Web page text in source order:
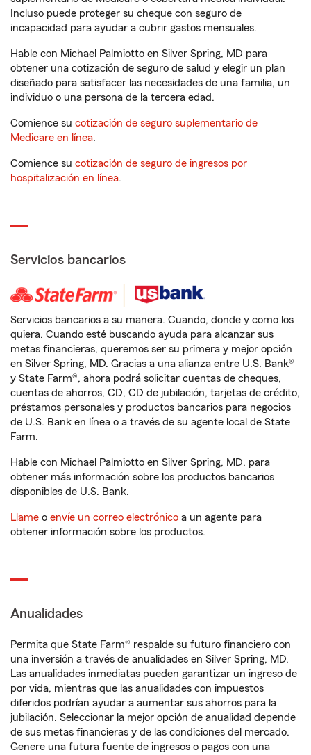
Incluso puede proteger su cheque con seguro de
incapacidad para ayudar a cubrir gastos mensuales.
Hable con Michael Palmiotto en Silver Spring, MD para
obtener una cotización de seguro de salud y elegir un plan
diseñado para satisfacer las necesidades de una familia, un
individuo o una persona de la tercera edad.
Comience su cotización de seguro suplementario de
Medicare en línea.
Comience su cotización de seguro de ingresos por
hospitalización en línea.
Servicios bancarios
Servicios bancarios a su manera. Cuando, donde y como los
quiera. Cuando esté buscando ayuda para alcanzar sus
metas financieras, queremos ser su primera y mejor opción
en Silver Spring, MD. Gracias a una alianza entre U.S. Bank®
y State Farm®, ahora podrá solicitar cuentas de cheques,
cuentas de ahorros, CD, CD de jubilación, tarjetas de crédito,
préstamos personales y productos bancarios para negocios
de U.S. Bank en línea o a través de su agente local de State
Farm.
Hable con Michael Palmiotto en Silver Spring, MD, para
obtener más información sobre los productos bancarios
disponibles de U.S. Bank.
Llame o envíe un correo electrónico a un agente para
obtener información sobre los productos.
Anualidades
Permita que State Farm® respalde su futuro financiero con
una inversión a través de anualidades en Silver Spring, MD.
Las anualidades inmediatas pueden garantizar un ingreso de
por vida, mientras que las anualidades con impuestos
diferidos podrían ayudar a aumentar sus ahorros para la
jubilación. Seleccionar la mejor opción de anualidad depende
de sus metas financieras y de las condiciones del mercado.
Genere una futura fuente de ingresos o pagos con una